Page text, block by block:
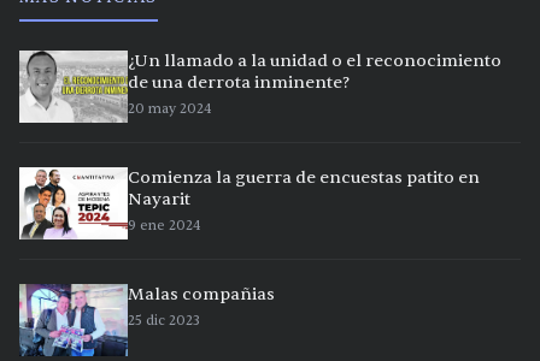
¿Un llamado a la unidad o el reconocimiento
de una derrota inminente?
20 may 2024
Comienza la guerra de encuestas patito en
Nayarit
9 ene 2024
Malas compañias
25 dic 2023